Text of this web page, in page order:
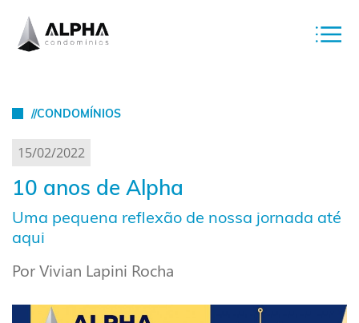
//CONDOMÍNIOS
15/02/2022
10 anos de Alpha
Uma pequena reflexão de nossa jornada até
aqui
Por Vivian Lapini Rocha